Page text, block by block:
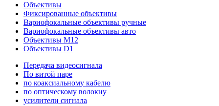
Объективы
Фиксированные объективы
Вариофокальные объективы ручные
Вариофокальные объективы авто
Объективы M12
Объективы D1
Передача видеосигнала
По витой паре
по коаксиальному кабелю
по оптическому волокну
усилители сигнала